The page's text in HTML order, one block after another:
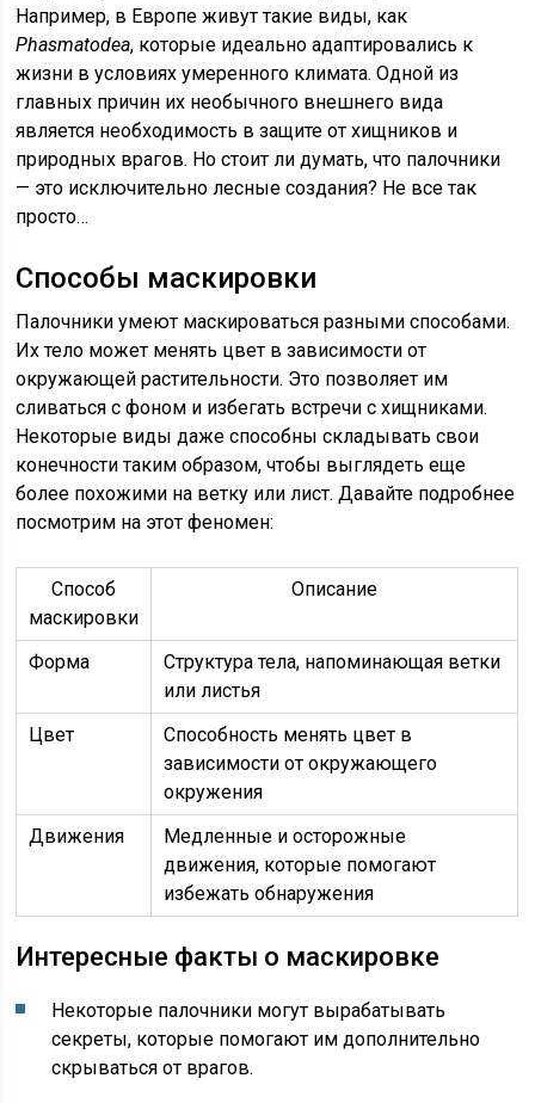
Например, в Европе живут такие виды, как
Phasmatodea, которые идеально адаптировались к
жизни в условиях умеренного климата. Одной из
главных причин их необычного внешнего вида
является необходимость в защите от хищников и
природных врагов. Но стоит ли думать, что палочники
— это исключительно лесные создания? Не все так
просто…
Способы маскировки
Палочники умеют маскироваться разными способами.
Их тело может менять цвет в зависимости от
окружающей растительности. Это позволяет им
сливаться с фоном и избегать встречи с хищниками.
Некоторые виды даже способны складывать свои
конечности таким образом, чтобы выглядеть еще
более похожими на ветку или лист. Давайте подробнее
посмотрим на этот феномен:
Способ
маскировки
Описание
Форма
Структура тела, напоминающая ветки
или листья
Цвет
Способность менять цвет в
зависимости от окружающего
окружения
Движения
Медленные и осторожные
движения, которые помогают
избежать обнаружения
Интересные факты о маскировке
Некоторые палочники могут вырабатывать
секреты, которые помогают им дополнительно
скрываться от врагов.